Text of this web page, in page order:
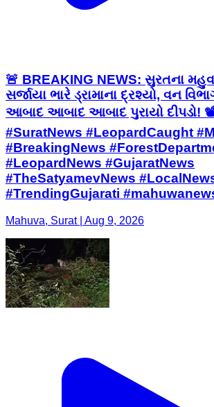
🚨 BREAKING NEWS: સુરતના
સર્જાયા ભારે ડ્રામાના દ્રશ્યો, વન
આબાદ આબાદ આબાદ પુરાયો દીપડો!
#SuratNews #LeopardCaught
#BreakingNews
#LeopardNews #GujaratNews
#TheSatyamevNews
#TrendingGujarati
Mahuva, Surat | Aug 9, 2026